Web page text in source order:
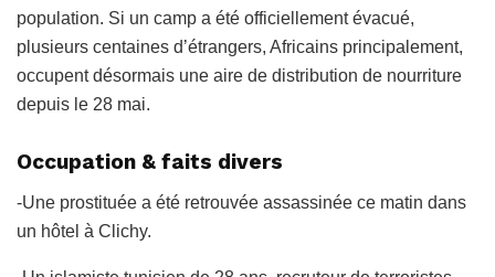
population. Si un camp a été officiellement évacué,
plusieurs centaines d’étrangers, Africains principalement,
occupent désormais une aire de distribution de nourriture
depuis le 28 mai.
Occupation & faits divers
-Une prostituée a été retrouvée assassinée ce matin dans
un hôtel à Clichy.